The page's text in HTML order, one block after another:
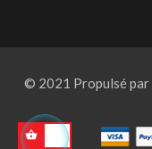
© 2021 Propulsé par